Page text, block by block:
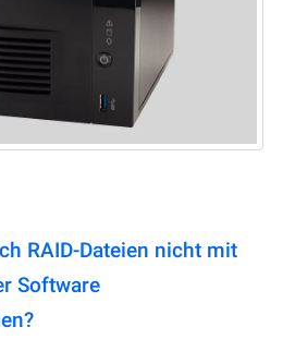
RAID-Dateien nicht mit
Software